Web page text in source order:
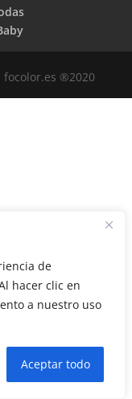
de
hacer clic en
a nuestro uso
Aceptar todo
focolor.es ®2020